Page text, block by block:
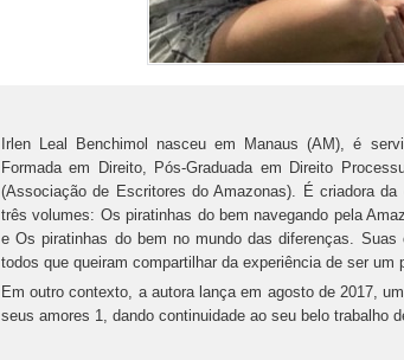
Irlen Leal Benchimol nasceu em Manaus (AM), é
Formada em Direito, Pós-Graduada em Direito
(Associação de Escritores do Amazonas). É criadora
três volumes: Os piratinhas do bem navegando pela
e Os piratinhas do bem no mundo das diferenças.
todos que queiram compartilhar da experiência de ser um
Em outro contexto, a autora lança em agosto de 2017,
seus amores 1, dando continuidade ao seu belo trabalho